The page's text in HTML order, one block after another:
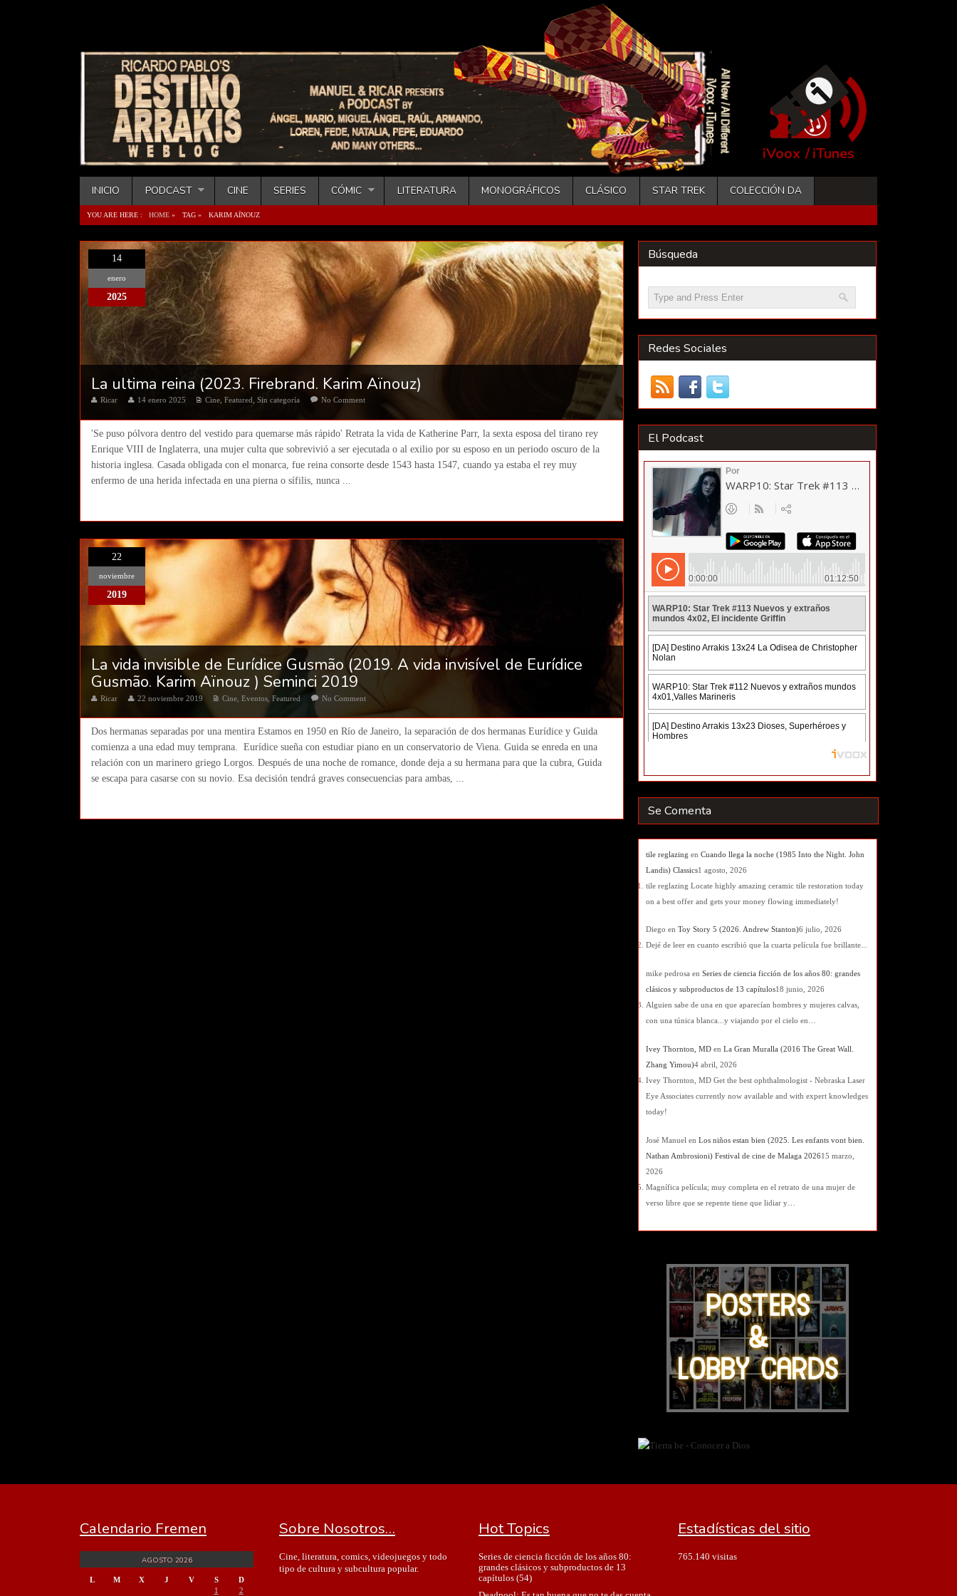
iVoox /iTunes
INICIO PODCAST CINE SERIES CÓMIC LITERATURA MONOGRÁFICOS CLÁSICO STAR TREK COLECCIÓN DA
YOU ARE HERE : HOME » TAG » KARIM AÏNOUZ
14
enero
2025
La ultima reina (2023. Firebrand. Karim Aïnouz)
Ricar 14 enero 2025 Cine,Featured,Sin categoría No Comment
'Se puso pólvora dentro del vestido para quemarse más rápido' Retrata la vida de Katherine Parr, la sexta esposa del tirano rey
Enrique VIII de Inglaterra, una mujer culta que sobrevivió a ser ejecutada o al exilio por su esposo en un periodo oscuro de la
historia inglesa. Casada obligada con el monarca, fue reina consorte desde 1543 hasta 1547, cuando ya estaba el rey muy
enfermo de una herida infectada en una pierna o sífilis, nunca ...
22
noviembre
2019
La vida invisible de Eurídice Gusmão (2019. A vida invisível de Eurídice
Gusmão. Karim Aïnouz ) Seminci 2019
Ricar 22 noviembre 2019 Cine ,Eventos ,Featured No Comment
Dos hermanas separadas por una mentira Estamos en 1950 en Río de Janeiro, la separación de dos hermanas Eurídice y Guida
comienza a una edad muy temprana. Eurídice sueña con estudiar piano en un conservatorio de Viena. Guida se enreda en una
relación con un marinero griego Lorgos. Después de una noche de romance, donde deja a su hermana para que la cubra, Guida
se escapa para casarse con su novio. Esa decisión tendrá graves consecuencias para ambas, ...
Búsqueda
Redes Sociales
El Podcast
Se Comenta
tile reglazing en Cuando llega la noche (1985 Into the Night. John
Landis) Classics1 agosto, 2026
tile reglazing Locate highly amazing ceramic tile restoration today
on a best offer and gets your money flowing immediately!
Diego en Toy Story 5 (2026. Andrew Stanton)6 julio, 2026
Dejé de leer en cuanto escribió que la cuarta película fue brillante...
mike pedrosa en Series de ciencia ficción de los años 80: grandes
clásicos y subproductos de 13 capítulos18 junio, 2026
Alguien sabe de una en que aparecían hombres y mujeres calvas,
con una túnica blanca...y viajando por el cielo en…
Ivey Thornton, MD en La Gran Muralla (2016 The Great Wall.
Zhang Yimou)4 abril, 2026
Ivey Thornton, MD Get the best ophthalmologist - Nebraska Laser
Eye Associates currently now available and with expert knowledges
today!
José Manuel en Los niños estan bien (2025. Les enfants vont bien.
Nathan Ambrosioni) Festival de cine de Malaga 202615 marzo,
2026
Magnífica película; muy completa en el retrato de una mujer de
verso libre que se repente tiene que lidiar y…
Calendario Fremen
AGOSTO 2026
L M X J V S
D
1
2
Sobre Nosotros…
Cine, literatura, comics, videojuegos y todo
tipo de cultura y subcultura popular.
Hot Topics
Series de ciencia ficción de los años 80:
grandes clásicos y subproductos de 13
capítulos(54)
Estadísticas del sitio
765.140 visitas